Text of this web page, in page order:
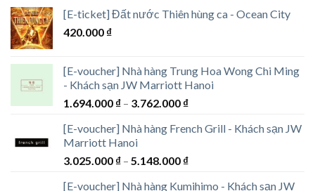
[E-ticket] Đất nước Thiên hùng ca - Ocean City
420.000 ₫
[E-voucher] Nhà hàng Trung Hoa Wong Chi Ming
- Khách sạn JW Marriott Hanoi
1.694.000 ₫ – 3.762.000 ₫Khoảng
từ
đến
[E-voucher] Nhà hàng French Grill - Khách sạn JW
Marriott Hanoi
3.025.000 ₫ – 5.148.000 ₫Khoảng
[E-voucher] Nhà hàng Kumihimo - Khách sạn JW